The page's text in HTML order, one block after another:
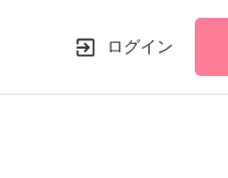
ログイン